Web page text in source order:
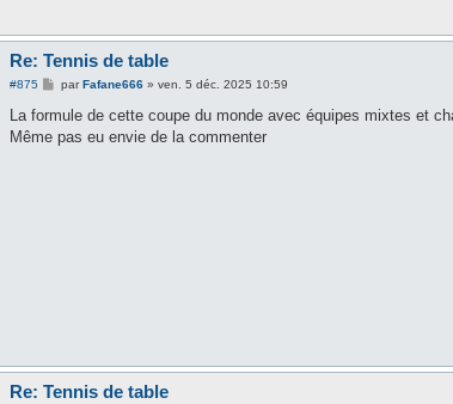
Re: Tennis de table
#875
M
s
a
parFafane666 »ven. 5 déc. 2025 10:59
La formule de cette coupe du monde avec équipes mixtes et
Même pas eu envie de la commenter
Re: Tennis de table